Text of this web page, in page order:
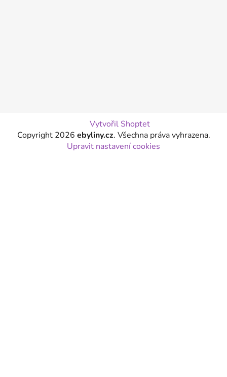
Vytvořil Shoptet
Copyright 2026 ebyliny.cz. Všechna práva vyhrazena.
Upravit nastavení cookies